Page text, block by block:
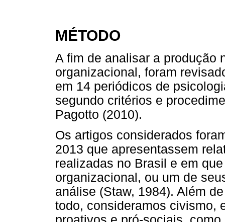
MÉTODO
A fim de analisar a produção
organizacional, foram
em 14 periódicos de
segundo critérios e
Pagotto (2010).
Os artigos considerados
2013 que apresentassem
realizadas no Brasil e em
organizacional, ou um de
análise (Staw, 1984). Além
todo, consideramos civismo,